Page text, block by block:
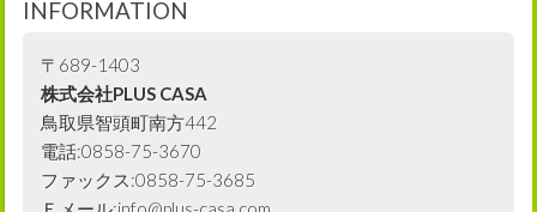
INFORMATION
〒689-1403
株式会社PLUS CASA
鳥取県智頭町南方442
電話:0858-75-3670
ファックス:0858-75-3685